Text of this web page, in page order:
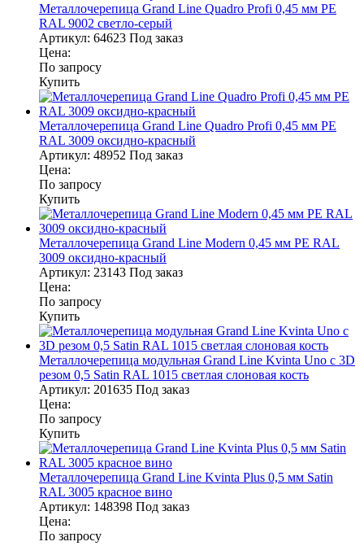
Металлочерепица Grand Line Quadro Profi 0,45 мм PE
RAL 9002 светло-серый
Артикул: 64623 Под заказ
Цена:
По запросу
Купить
Металлочерепица Grand Line Quadro Profi 0,45 мм PE
RAL 3009 оксидно-красный
Артикул: 48952 Под заказ
Цена:
По запросу
Купить
Металлочерепица Grand Line Modern 0,45 мм PE RAL
3009 оксидно-красный
Артикул: 23143 Под заказ
Цена:
По запросу
Купить
Металлочерепица модульная Grand Line Kvinta Uno c 3D
резом 0,5 Satin RAL 1015 светлая слоновая кость
Артикул: 201635 Под заказ
Цена:
По запросу
Купить
Металлочерепица Grand Line Kvinta Plus 0,5 мм Satin
RAL 3005 красное вино
Артикул: 148398 Под заказ
Цена:
По запросу